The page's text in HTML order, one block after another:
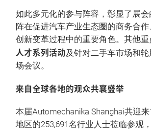
如此多元化的参与阵容，彰显了展
阵在促进汽车产业生态圈的商务合作
创新变革过程中的重要角色。其他
人才系列活动及针对二手车市场和
场会议。
来自全球各地的观众共襄盛举
本届Automechanika Shanghai共迎
地区的253,691名行业人士莅临参观